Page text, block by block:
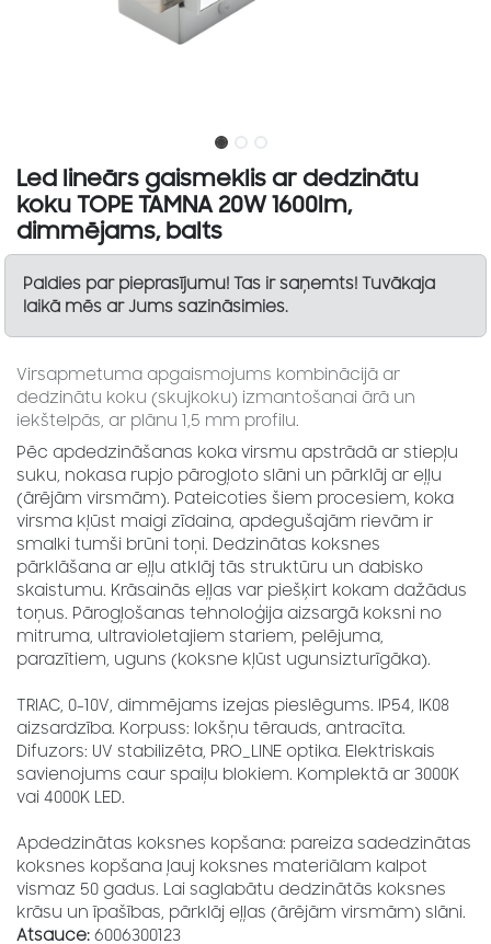
Led lineārs gaismeklis ar dedzinātu
koku TOPE TAMNA 20W 1600lm,
dimmējams, balts
Paldies par pieprasījumu! Tas ir saņemts! Tuvākaja
laikā mēs ar Jums sazināsimies.
Virsapmetuma apgaismojums kombinācijā ar
dedzinātu koku (skujkoku) izmantošanai ārā un
iekštelpās, ar plānu 1,5 mm profilu.
Pēc apdedzināšanas koka virsmu apstrādā ar stiepļu
suku, nokasa rupjo pārogļoto slāni un pārklāj ar eļļu
(ārējām virsmām). Pateicoties šiem procesiem, koka
virsma kļūst maigi zīdaina, apdegušajām rievām ir
smalki tumši brūni toņi. Dedzinātas koksnes
pārklāšana ar eļļu atklāj tās struktūru un dabisko
skaistumu. Krāsainās eļļas var piešķirt kokam dažādus
toņus. Pārogļošanas tehnoloģija aizsargā koksni no
mitruma, ultravioletajiem stariem, pelējuma,
parazītiem, uguns (koksne kļūst ugunsizturīgāka).
TRIAC, 0-10V, dimmējams izejas pieslēgums. IP54, IK08
aizsardzība. Korpuss: lokšņu tērauds, antracīta.
Difuzors: UV stabilizēta, PRO_LINE optika. Elektriskais
savienojums caur spaiļu blokiem. Komplektā ar 3000K
vai 4000K LED.
Apdedzinātas koksnes kopšana: pareiza sadedzinātas
koksnes kopšana ļauj koksnes materiālam kalpot
vismaz 50 gadus. Lai saglabātu dedzinātās koksnes
krāsu un īpašības, pārklāj eļļas (ārējām virsmām) slāni.
Atsauce: 6006300123